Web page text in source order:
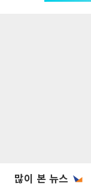
많이 본 뉴스